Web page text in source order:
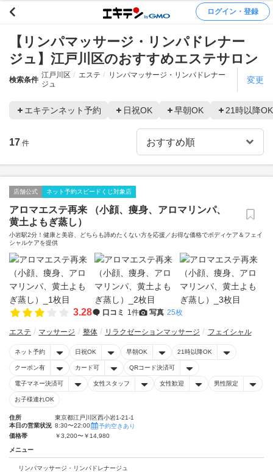
ログイン・登録
【リンパマッサージ・リンパドレナー
ジュ】江戸川区のおすすめエステサロン
検索条件
江戸川区 エステ
リンパマッサージ・リンパドレナー
ジュ
変更
エキテンネット予約 日祝OK 早朝OK 21時以降OK
17 件
店舗公式 ネット予約スピードくじ対象店
アロマエステ再来 （小顔、痩身、アロマリンパ、
黄土よもぎ蒸し）
小岩駅2分！健康と美容、どちらも諦めたくない方を応援／お得な価格でボディケア＆フェイ
シャルケアを提供
3.28 口コミ 1件 写真 25枚
エステ マッサージ 整体 リラクゼーションマッサージ フェイシャル
ネット予約 日祝OK 早朝OK 21時以降OK
クーポン有 カード可 QRコード決済可
電子マネー決済可 女性スタッフ 女性歓迎 男性限定
お子様連れOK
住所
東京都江戸川区西小岩1-21-1
本日の営業状況 8:30〜22:00
予約空きあり
価格帯
￥3,200〜￥14,980
メニュー
リンパマッサージ・リンパドレナージュ